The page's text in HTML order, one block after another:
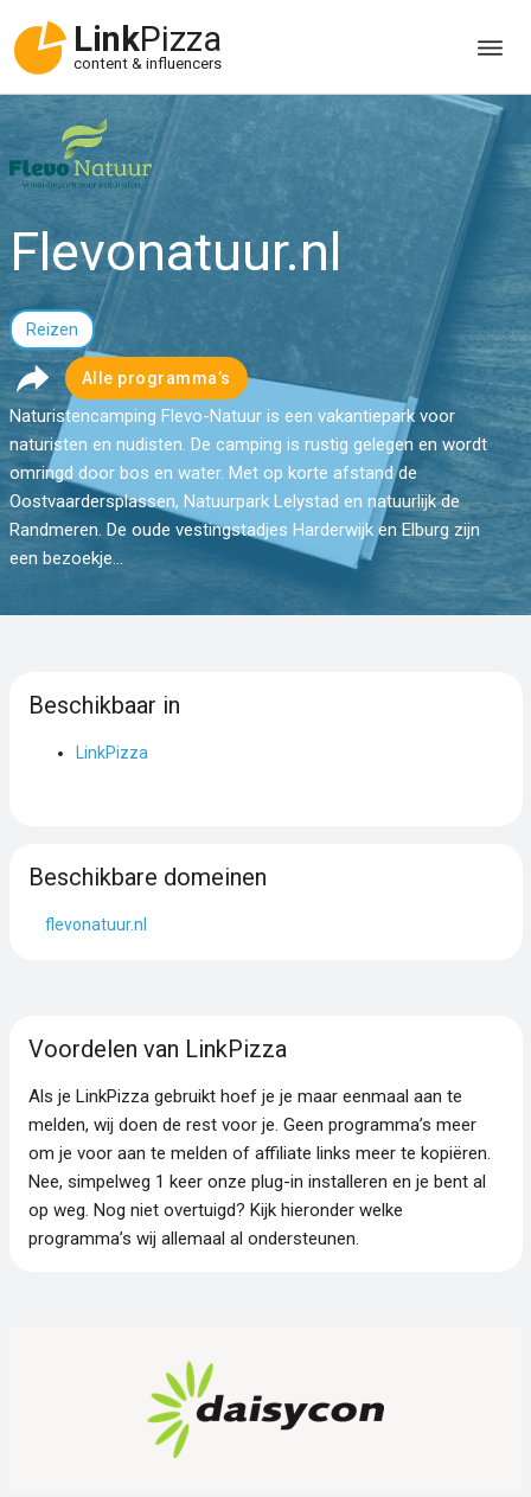
LinkPizza
content & influencers
Flevonatuur.nl
Reizen
Alle programma’s
Naturistencamping Flevo-Natuur is een vakantiepark voor
naturisten en nudisten. De camping is rustig gelegen en wordt
omringd door bos en water. Met op korte afstand de
Oostvaardersplassen, Natuurpark Lelystad en natuurlijk de
Randmeren. De oude vestingstadjes Harderwijk en Elburg zijn
een bezoekje...
Beschikbaar in
LinkPizza
Beschikbare domeinen
flevonatuur.nl
Voordelen van LinkPizza
Als je LinkPizza gebruikt hoef je je maar eenmaal aan te
melden, wij doen de rest voor je. Geen programma’s meer
om je voor aan te melden of affiliate links meer te kopiëren.
Nee, simpelweg 1 keer onze plug-in installeren en je bent al
op weg. Nog niet overtuigd? Kijk hieronder welke
programma’s wij allemaal al ondersteunen.